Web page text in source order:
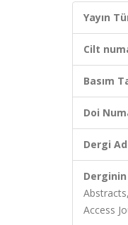
Yayın
Cilt
Basım
Doi
Dergi
Derginin
Access